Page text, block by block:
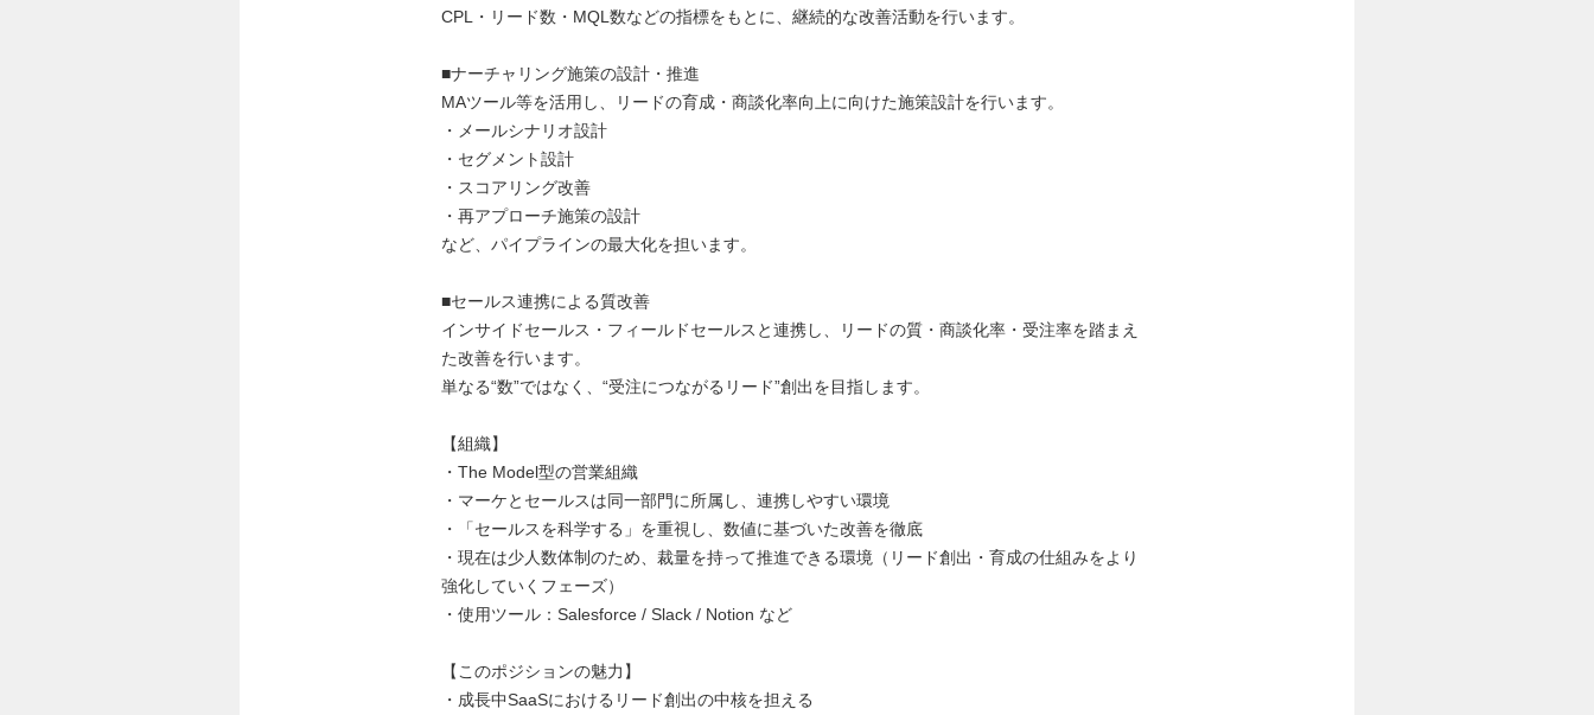
CPL・リード数・MQL数などの指標をもとに、継続的な改善活動を行います。
■ナーチャリング施策の設計・推進
MAツール等を活用し、リードの育成・商談化率向上に向けた施策設計を行います。
・メールシナリオ設計
・セグメント設計
・スコアリング改善
・再アプローチ施策の設計
など、パイプラインの最大化を担います。
■セールス連携による質改善
インサイドセールス・フィールドセールスと連携し、リードの質・商談化率・受注率を踏まえ
た改善を行います。
単なる“数”ではなく、“受注につながるリード”創出を目指します。
【組織】
・The Model型の営業組織
・マーケとセールスは同一部門に所属し、連携しやすい環境
・「セールスを科学する」を重視し、数値に基づいた改善を徹底
・現在は少人数体制のため、裁量を持って推進できる環境（リード創出・育成の仕組みをより
強化していくフェーズ）
・使用ツール：Salesforce / Slack / Notion など
【このポジションの魅力】
・成長中SaaSにおけるリード創出の中核を担える